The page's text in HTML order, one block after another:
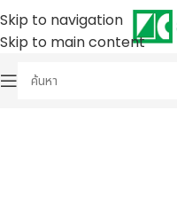
Skip to navigation
Skip to main content